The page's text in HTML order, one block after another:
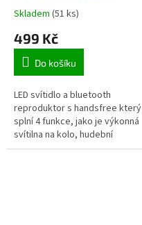
reproduktor s krytím IP56,
svítilnou a držákem na
kolo, funkce powerbanky
Skladem (51 ks)
499 Kč
Do košíku
LED svítidlo a bluetooth
reproduktor s handsfree který
splní 4 funkce, jako je výkonná
svítilna na kolo, hudební
přehrávač a powerbanka pro